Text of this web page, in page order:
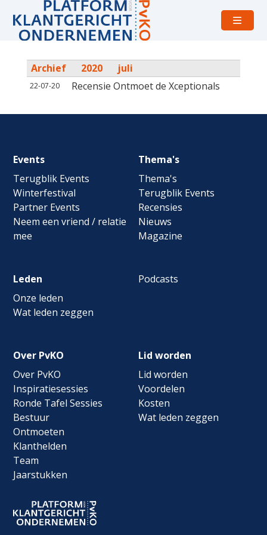
Open
Archief 2020 juli
22-07-20 Recensie Ontmoet de Xceptionals
Footer
navigation
Events
Terugblik Events
Winterfestival
Partner Events
Neem een vriend / relatie
mee
Thema's
Thema's
Terugblik Events
Recensies
Nieuws
Magazine
Leden
Onze leden
Wat leden zeggen
Podcasts
Over PvKO
Over PvKO
Inspiratiesessies
Ronde Tafel Sessies
Bestuur
Ontmoeten
Klanthelden
Team
Jaarstukken
Lid worden
Lid worden
Voordelen
Kosten
Wat leden zeggen